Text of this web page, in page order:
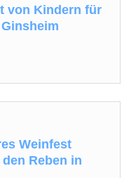
von Kindern für
Weinfest
Reben in